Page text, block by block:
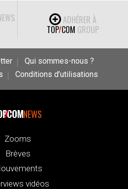
ADHÉRER À
TOP/COM GROUP
Qui sommes-nous ?
Conditions d’utilisations
NEWS
Zooms
Brèves
vidéos